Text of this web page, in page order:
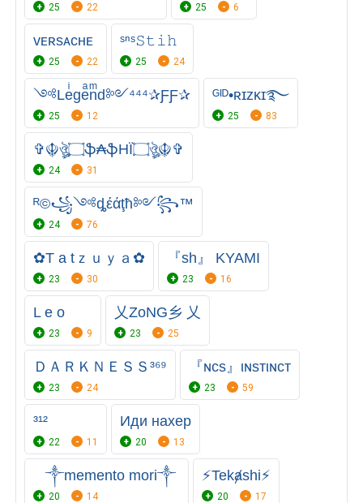
25 22 25 6
ᴠᴇʀsᴀᴄʜᴇ
25 22
ˢⁿˢ𝚂𝚝𝚒𝚑
25 24
༺Leͥgeͣnͫd༻⁴⁴⁴✰ƑƑ✰
25 12
ᴳᴵᴰ•ʀɪᴢᴋɪ࿐
25 83
✞☬ঔৣ۝ֆ₳ֆHÏ۝ঔৣ☬✞
24 31
ᴿ©꧁༺ȡέάţħ༻꧂™
24 76
✿T a tｚｕｙａ✿
23 30
『sh』 KYAMI
23 16
L e o
23 9
乂ZoNG乡 乂
23 25
ＤＡＲＫＮＥＳＳ³⁶⁹
23 24
『ɴcs』ιɴsтιɴcт
23 59
³¹²
22 11
Иди нахер
20 13
༒memento mori༒
20 14
⚡Tekⱥshi⚡
20 17